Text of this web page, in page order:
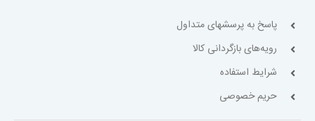
پاسخ به پرسشهای متداول
رویه‌های بازگردانی کالا
شرایط استفاده
حریم خصوصی